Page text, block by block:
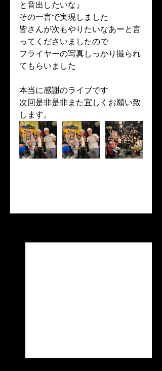
と音出したいな』
その一言で実現しました
皆さんが次もやりたいなあーと言
ってくださいましたので
フライヤーの写真しっかり撮られ
てもらいました
本当に感謝のライブです
次回是非是非また宜しくお願い致
します。